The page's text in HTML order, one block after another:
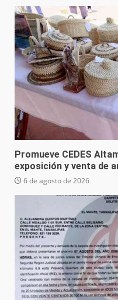
Promueve CEDES
exposición y venta de
6 de agosto de 2026